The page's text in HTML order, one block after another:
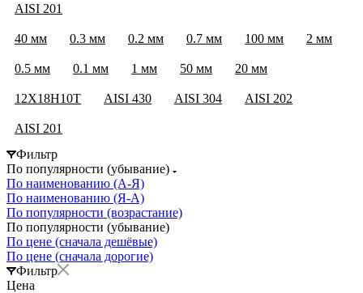
AISI 201
40 мм 0.3 мм 0.2 мм 0.7 мм 100 мм 2 мм
0.5 мм 0.1 мм 1 мм 50 мм 20 мм
12Х18Н10Т AISI 430 AISI 304 AISI 202
AISI 201
Фильтр
По популярности (убывание)
По наименованию (А-Я)
По наименованию (Я-А)
По популярности (возрастание)
По популярности (убывание)
По цене (сначала дешёвые)
По цене (сначала дорогие)
Фильтр
Цена